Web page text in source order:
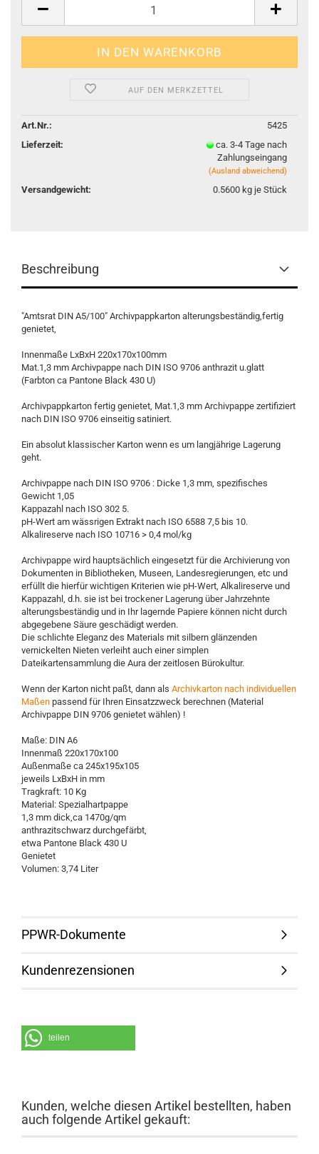
AUF DEN MERKZETTEL
Art.Nr.:
5425
Lieferzeit:
ca. 3-4 Tage nach
Zahlungseingang
(Ausland abweichend)
Versandgewicht: 0.5600kg je Stück
Beschreibung
"Amtsrat DIN A5/100" Archivpappkarton alterungsbeständig,fertig
genietet,
Innenmaße LxBxH 220x170x100mm
Mat.1,3 mm Archivpappe nach DIN ISO 9706 anthrazit u.glatt
(Farbton ca Pantone Black 430 U)
Archivpappkarton fertig genietet, Mat.1,3 mm Archivpappe zertifiziert
nach DIN ISO 9706 einseitig satiniert.
Ein absolut klassischer Karton wenn es um langjährige Lagerung
geht.
Archivpappe nach DIN ISO 9706 : Dicke 1,3 mm, spezifisches
Gewicht 1,05
Kappazahl nach ISO 302 5.
pH-Wert am wässrigen Extrakt nach ISO 6588 7,5 bis 10.
Alkalireserve nach ISO 10716 > 0,4 mol/kg
Archivpappe wird hauptsächlich eingesetzt für die Archivierung von
Dokumenten in Bibliotheken, Museen, Landesregierungen, etc und
erfüllt die hierfür wichtigen Kriterien wie pH-Wert, Alkalireserve und
Kappazahl, d.h. sie ist bei trockener Lagerung über Jahrzehnte
alterungsbeständig und in Ihr lagernde Papiere können nicht durch
abgegebene Säure geschädigt werden.
Die schlichte Eleganz des Materials mit silbern glänzenden
vernickelten Nieten verleiht auch einer simplen
Dateikartensammlung die Aura der zeitlosen Bürokultur.
Wenn der Karton nicht paßt, dann als Archivkarton nach individuellen
Maßen passend für Ihren Einsatzzweck berechnen (Material
Archivpappe DIN 9706 genietet wählen) !
Maße: DIN A6
Innenmaß 220x170x100
Außenmaße ca 245x195x105
jeweils LxBxH in mm
Tragkraft: 10 Kg
Material: Spezialhartpappe
1,3 mm dick,ca 1470g/qm
anthrazitschwarz durchgefärbt,
etwa Pantone Black 430 U
Genietet
Volumen: 3,74 Liter
PPWR-Dokumente
Kundenrezensionen
teilen
Kunden, welche diesen Artikel bestellten, haben
auch folgende Artikel gekauft: